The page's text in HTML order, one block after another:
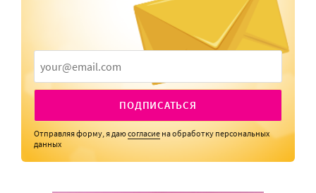
ПОДПИСАТЬСЯ
Отправляя форму, я даюсогласие на обработку персональных
данных